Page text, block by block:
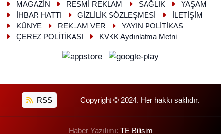
MAGAZİN
RESMİ REKLAM SAĞLIK
YAŞAM
İHBAR HATTI
GİZLİLİK SÖZLEŞMESİ
İLETİŞİM
KÜNYE
REKLAM VER
YAYIN POLİTİKASI
ÇEREZ POLİTİKASI
KVKK Aydınlatma Metni
RSS Copyright © 2024. Her hakkı saklıdır.
Haber Yazılımı: TE Bilişim